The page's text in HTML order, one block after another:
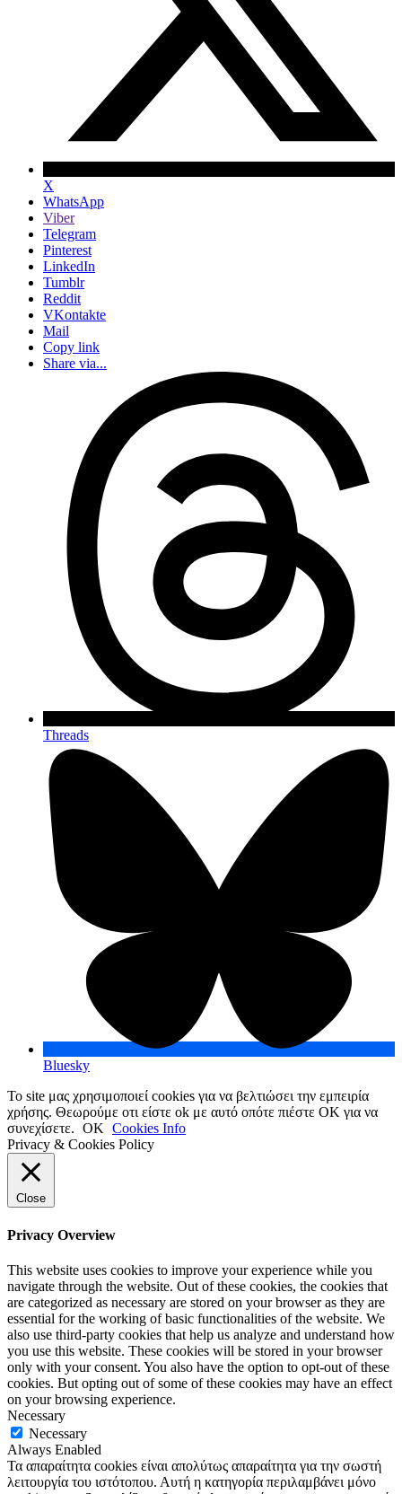
X
WhatsApp
Viber
Telegram
Pinterest
LinkedIn
Tumblr
Reddit
VKontakte
Mail
Copy link
Share via...
Threads
Bluesky
Το site μας χρησιμοποιεί cookies για να βελτιώσει την εμπειρία
χρήσης. Θεωρούμε οτι είστε ok με αυτό οπότε πιέστε ΟΚ για να
συνεχίσετε. OK Cookies Info
Privacy & Cookies Policy
Close
Privacy Overview
This website uses cookies to improve your experience while you
navigate through the website. Out of these cookies, the cookies that
are categorized as necessary are stored on your browser as they are
essential for the working of basic functionalities of the website. We
also use third-party cookies that help us analyze and understand how
you use this website. These cookies will be stored in your browser
only with your consent. You also have the option to opt-out of these
cookies. But opting out of some of these cookies may have an effect
on your browsing experience.
Necessary
Necessary
Always Enabled
Τα απαραίτητα cookies είναι απολύτως απαραίτητα για την σωστή
λειτουργία του ιστότοπου. Αυτή η κατηγορία περιλαμβάνει μόνο